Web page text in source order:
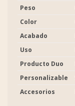
Peso
Color
Acabado
Uso
Producto Duo
Personalizable
Accesorios